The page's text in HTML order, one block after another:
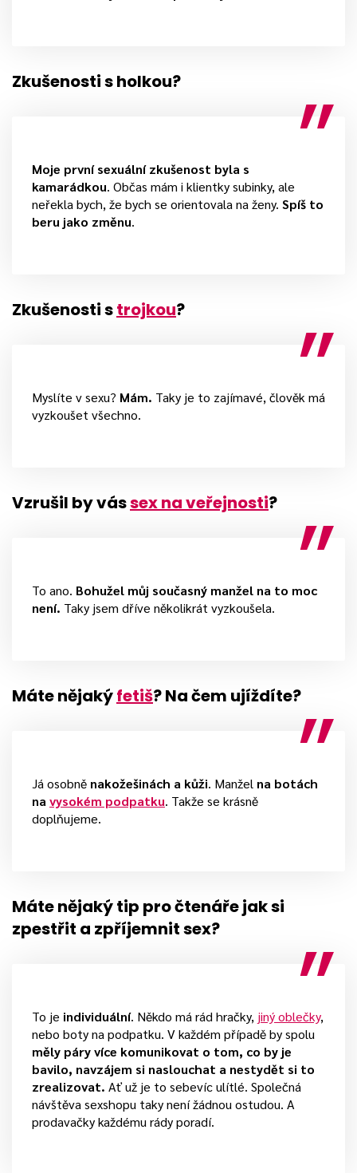
Zkušenosti s holkou?
Moje první sexuální zkušenost byla s
kamarádkou. Občas mám i klientky subinky, ale
neřekla bych, že bych se orientovala na ženy. Spíš to
beru jako změnu.
Zkušenosti strojkou?
Myslíte v sexu? Mám. Taky je to zajímavé, člověk má
vyzkoušet všechno.
Vzrušil by vássex na veřejnosti?
To ano. Bohužel můj současný manžel na to moc
není. Taky jsem dříve několikrát vyzkoušela.
Máte nějakýfetiš? Na čem ujíždíte?
Já osobně nakožešinách a kůži. Manžel na botách
na vysokém podpatku. Takže se krásně
doplňujeme.
Máte nějaký tip pro čtenáře jak si
zpestřit a zpříjemnit sex?
To je individuální. Někdo má rád hračky, jiný oblečky,
nebo boty na podpatku. V každém případě by spolu
měly páry více komunikovat o tom, co by je
bavilo, navzájem si naslouchat a nestydět si to
zrealizovat. Ať už je to sebevíc ulítlé. Společná
návštěva sexshopu taky není žádnou ostudou. A
prodavačky každému rády poradí.